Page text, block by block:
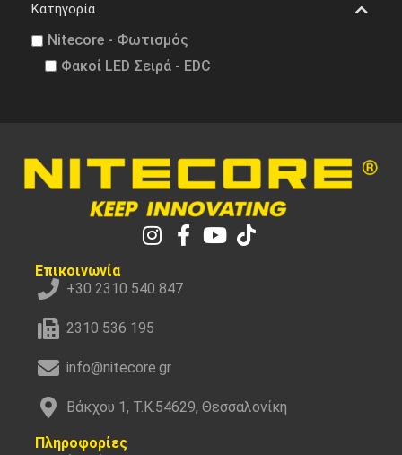
Κατηγορία
Nitecore - Φωτισμός
Φακοί LED Σειρά - EDC
Επικοινωνία
+30 2310 540 847
2310 536 195
info@nitecore.gr
Βάκχου 1, Τ.Κ.54629, Θεσσαλονίκη
Πληροφορίες